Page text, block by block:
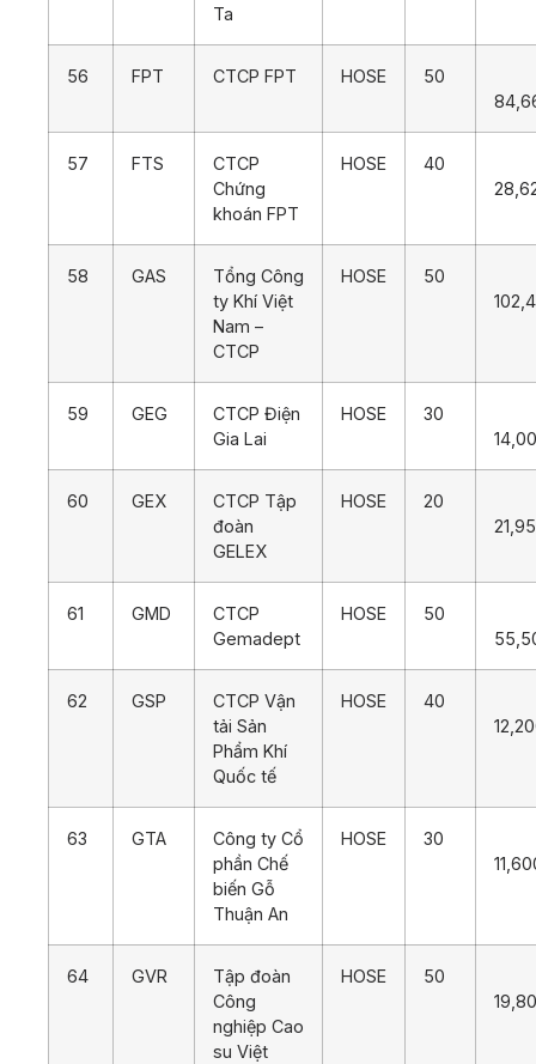
Ta
56 FPT CTCP FPT HOSE
50
57 FTS
CTCP
Chứng
khoán FPT
HOSE
40
58 GAS
Tổng Công
ty Khí Việt
Nam –
CTCP
HOSE
50
59 GEG
CTCP Điện
Gia Lai
HOSE
30
60 GEX
CTCP Tập
đoàn
GELEX
HOSE
20
61 GMD
CTCP
Gemadept
HOSE
50
62 GSP
CTCP Vận
tải Sản
Phẩm Khí
Quốc tế
HOSE
40
63 GTA
Công ty Cổ
phần Chế
biến Gỗ
Thuận An
HOSE
30
64 GVR
Tập đoàn
Công
nghiệp Cao
su Việt
HOSE
50